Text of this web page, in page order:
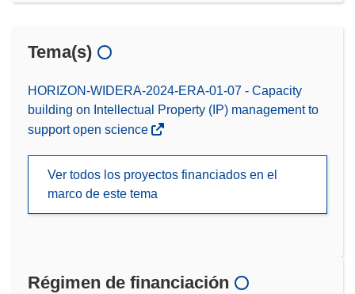
Tema(s)
HORIZON-WIDERA-2024-ERA-01-07 - Capacity
building on Intellectual Property (IP) management to
support open science
Ver todos los proyectos financiados en el
marco de este tema
Régimen de financiación